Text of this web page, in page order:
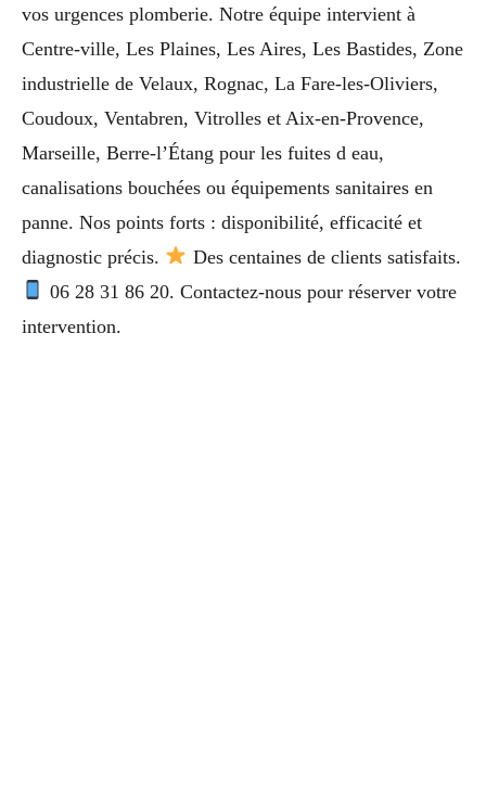
vos urgences plomberie. Notre équipe intervient à
Centre-ville, Les Plaines, Les Aires, Les Bastides, Zone
industrielle de Velaux, Rognac, La Fare-les-Oliviers,
Coudoux, Ventabren, Vitrolles et Aix-en-Provence,
Marseille, Berre-l’Étang pour les fuites d eau,
canalisations bouchées ou équipements sanitaires en
panne. Nos points forts : disponibilité, efficacité et
diagnostic précis.
Des centaines de clients satisfaits.
06 28 31 86 20. Contactez-nous pour réserver votre
intervention.